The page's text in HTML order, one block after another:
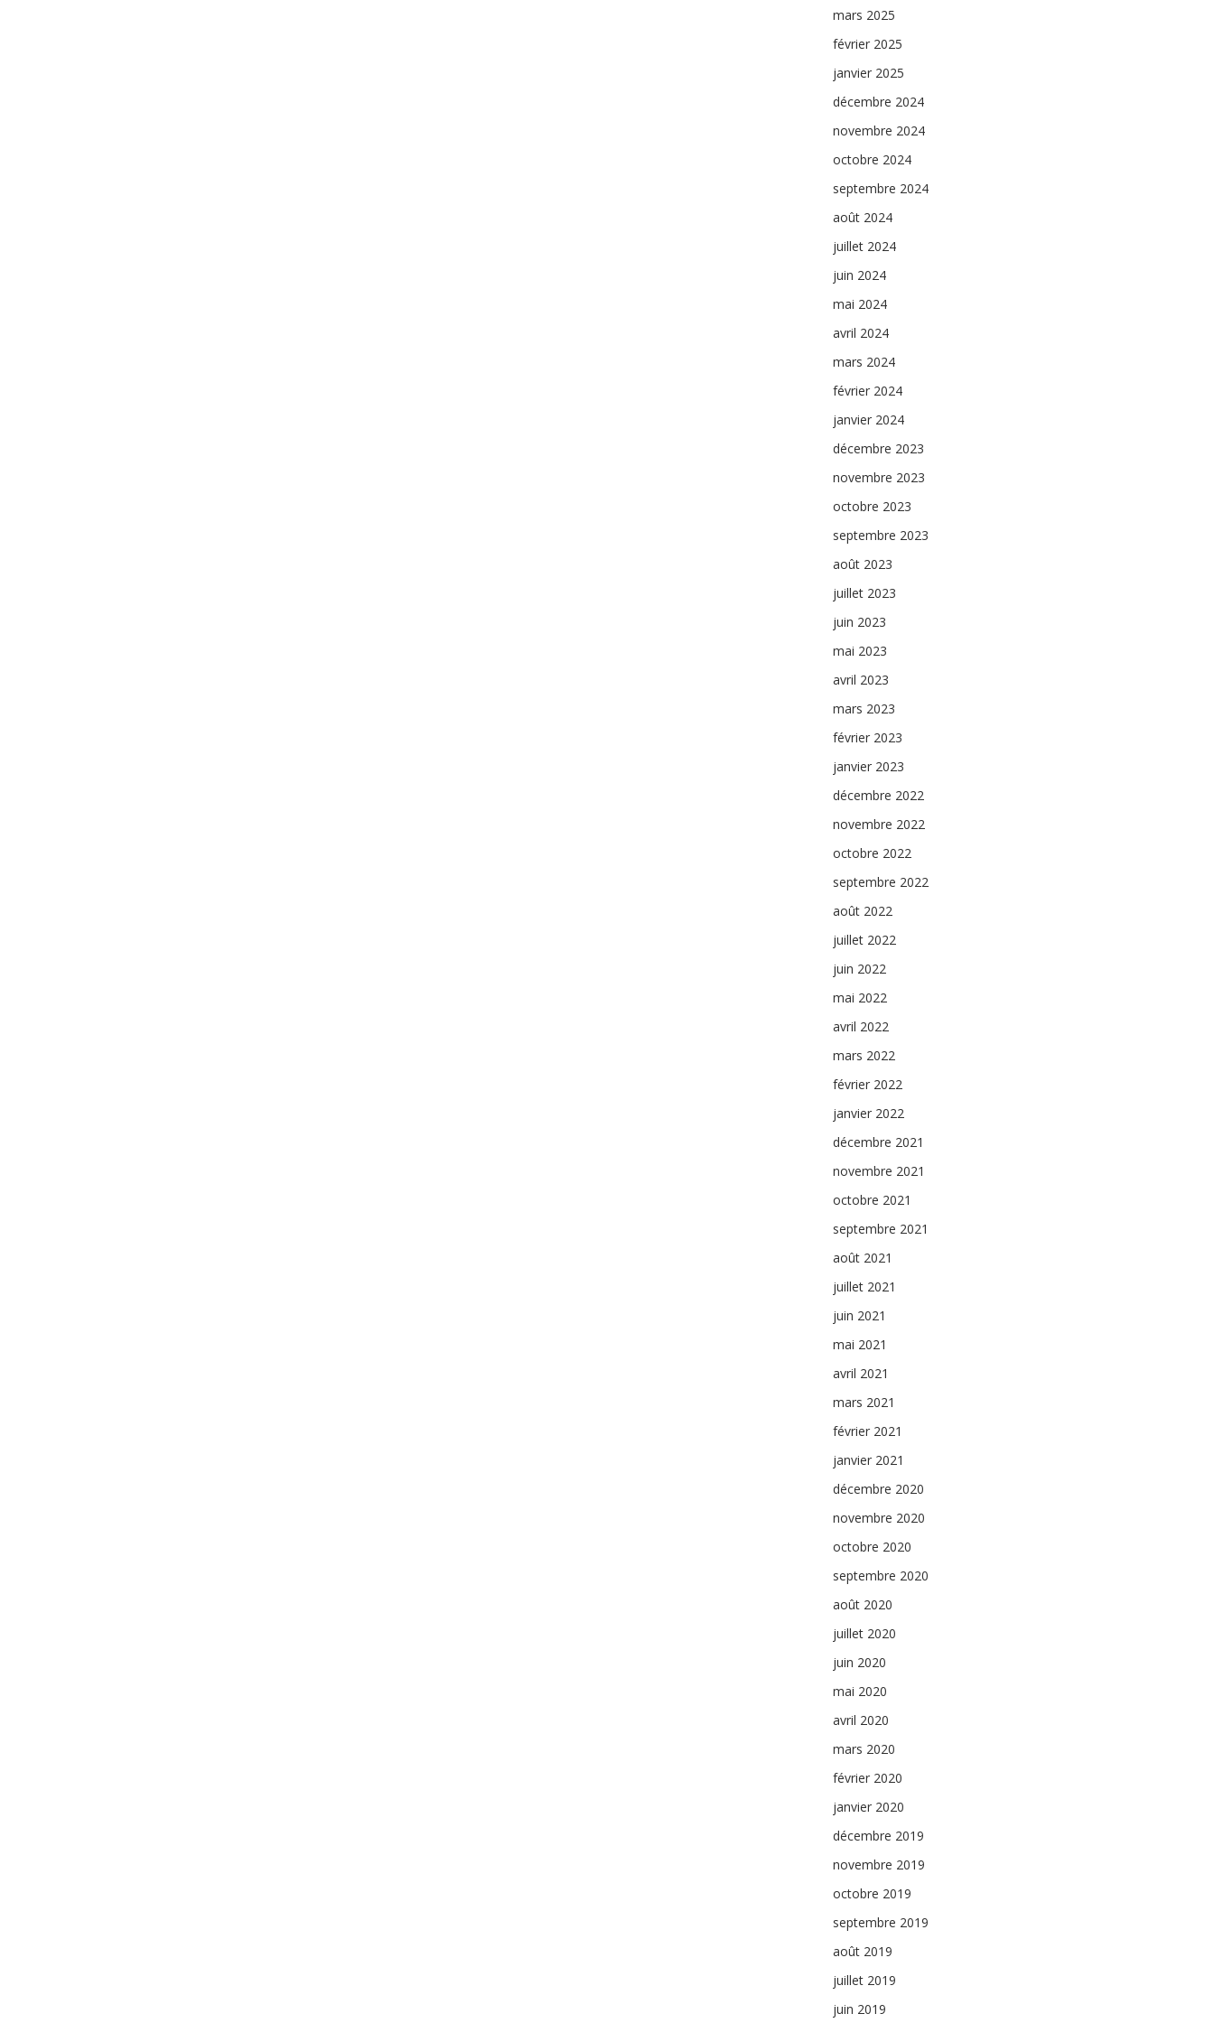
mars 2025
février 2025
janvier 2025
décembre 2024
novembre 2024
octobre 2024
septembre 2024
août 2024
juillet 2024
juin 2024
mai 2024
avril 2024
mars 2024
février 2024
janvier 2024
décembre 2023
novembre 2023
octobre 2023
septembre 2023
août 2023
juillet 2023
juin 2023
mai 2023
avril 2023
mars 2023
février 2023
janvier 2023
décembre 2022
novembre 2022
octobre 2022
septembre 2022
août 2022
juillet 2022
juin 2022
mai 2022
avril 2022
mars 2022
février 2022
janvier 2022
décembre 2021
novembre 2021
octobre 2021
septembre 2021
août 2021
juillet 2021
juin 2021
mai 2021
avril 2021
mars 2021
février 2021
janvier 2021
décembre 2020
novembre 2020
octobre 2020
septembre 2020
août 2020
juillet 2020
juin 2020
mai 2020
avril 2020
mars 2020
février 2020
janvier 2020
décembre 2019
novembre 2019
octobre 2019
septembre 2019
août 2019
juillet 2019
juin 2019